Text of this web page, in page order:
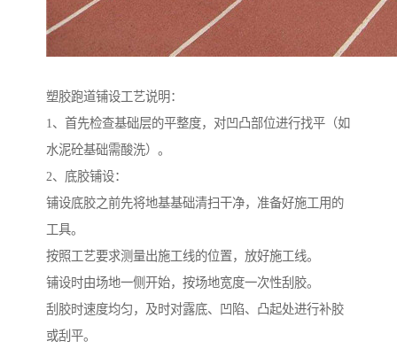
塑胶跑道铺设工艺说明：
1、首先检查基础层的平整度，对凹凸部位进行找平（如
水泥砼基础需酸洗）。
2、底胶铺设：
铺设底胶之前先将地基基础清扫干净，准备好施工用的
工具。
按照工艺要求测量出施工线的位置，放好施工线。
铺设时由场地一侧开始，按场地宽度一次性刮胶。
刮胶时速度均匀，及时对露底、凹陷、凸起处进行补胶
或刮平。